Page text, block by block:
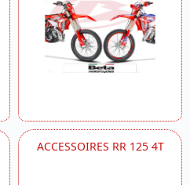
ACCESSOIRES RR 125 4T